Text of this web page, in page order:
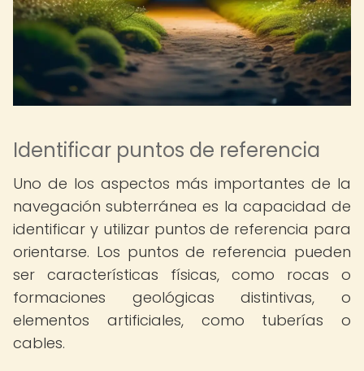
Identificar puntos de referencia
Uno de los aspectos más importantes de la
navegación subterránea es la capacidad de
identificar y utilizar puntos de referencia para
orientarse. Los puntos de referencia pueden
ser características físicas, como rocas o
formaciones geológicas distintivas, o
elementos artificiales, como tuberías o
cables.